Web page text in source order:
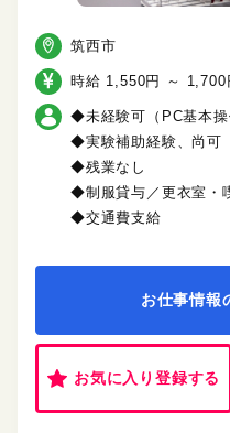
筑西市
時給 1,550円 ～ 1,700
◆未経験可（PC基本操
◆実験補助経験、尚可
◆残業なし
◆制服貸与／更衣室・
◆交通費支給
お仕事情報
お気に入り登録する